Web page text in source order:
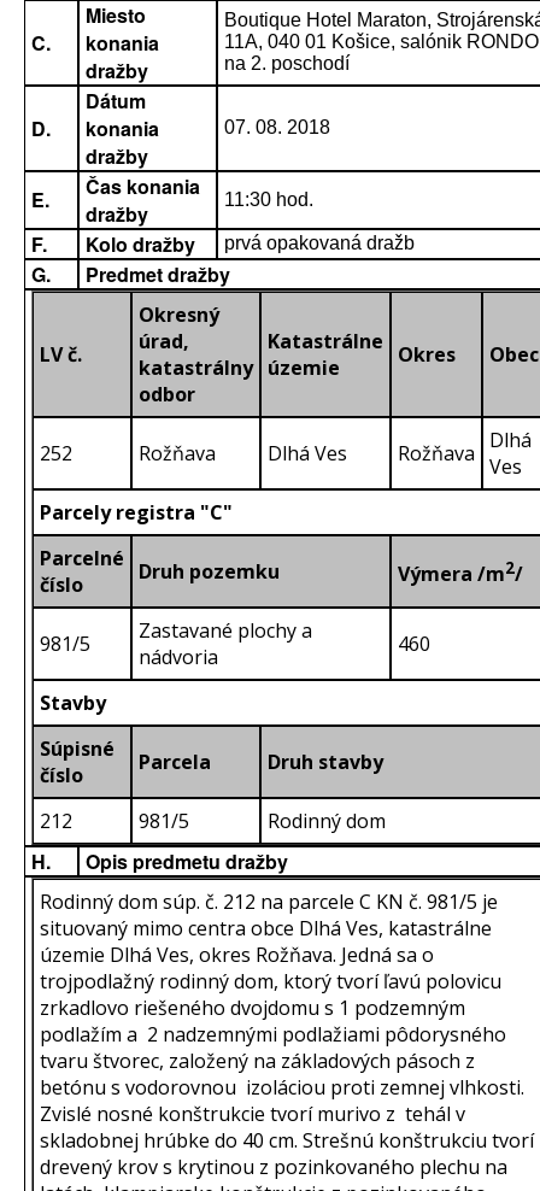
C.
Miesto
konania
dražby
Boutique Hotel Maraton,
11A, 040 01 Košice, salónik RONDO
na 2. poschodí
D.
Dátum
konania
dražby
07. 08. 2018
E.
Čas konania
dražby
11:30 hod.
F. Kolo dražby prvá opakovaná dražb
G. Predmet dražby
LV č.
Okresný
úrad,
katastrálny
odbor
Katastrálne
územie
Okres Obec
252 Rožňava Dlhá Ves Rožňava
Dlhá
Ves
Parcely registra "C"
Parcelné
číslo
Druh pozemku Výmera /m2/
981/5
Zastavané plochy a
nádvoria
460
Stavby
Súpisné
číslo
Parcela Druh stavby
212 981/5 Rodinný dom
H. Opis predmetu dražby
Rodinný dom súp. č. 212 na parcele C KN č. 981/5 je
situovaný mimo centra obce Dlhá Ves, katastrálne
územie Dlhá Ves, okres Rožňava. Jedná sa o
trojpodlažný rodinný dom, ktorý tvorí ľavú polovicu
zrkadlovo riešeného dvojdomu s 1 podzemným
podlažím a 2 nadzemnými podlažiami pôdorysného
tvaru štvorec, založený na základových pásoch z
betónu s vodorovnou izoláciou proti zemnej vlhkosti.
Zvislé nosné konštrukcie tvorí murivo z tehál v
skladobnej hrúbke do 40 cm. Strešnú konštrukciu tvorí
drevený krov s krytinou z pozinkovaného plechu na